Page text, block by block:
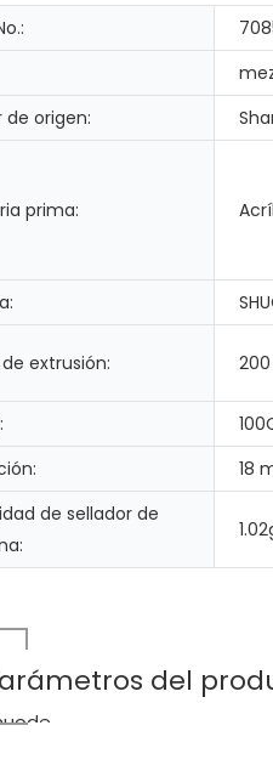
de origen:
prima:
extrusión:
18
de sellador de
del